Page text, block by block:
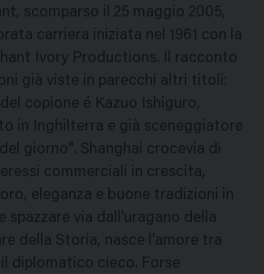
scomparso il 25 maggio 2005,
carriera iniziata nel 1961 con la
Ivory Productions. Il racconto
già viste in parecchi altri titoli:
copione é Kazuo Ishiguro,
in Inghilterra e già sceneggiatore
giorno". Shanghai crocevia di
commerciali in crescita,
eleganza e buone tradizioni in
spazzare via dall'uragano della
della Storia, nasce l'amore tra
diplomatico cieco. Forse